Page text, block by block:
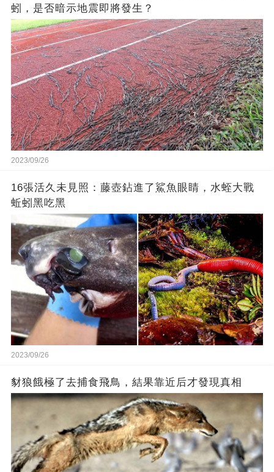
蚓，是否暗示地震即將發生？
2023/09/26
16張活久未見照：藤壺鉆進了鯊魚眼睛，水蛭大戰
蚯蚓黑吃黑
2023/09/26
豺狼餓極了去捕食飛鳥，結果靠近后才發現真相